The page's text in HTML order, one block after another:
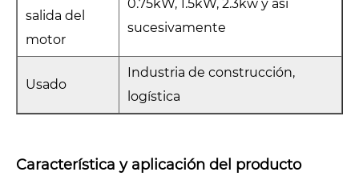
salida del
motor
0.75kW, 1.5kW, 2.3kw y así
sucesivamente
Usado
Industria de construcción,
logística
Característica y aplicación del producto